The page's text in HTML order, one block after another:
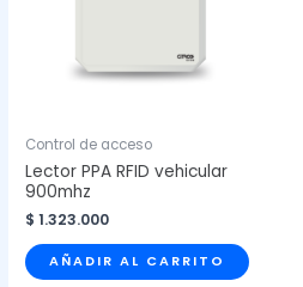
Control de acceso
Lector PPA RFID vehicular
900mhz
$ 1.323.000
AÑADIR AL CARRITO